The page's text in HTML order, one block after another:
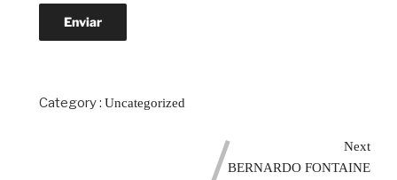
Category : Uncategorized
Next
BERNARDO FONTAINE